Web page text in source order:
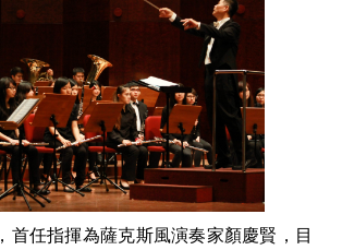
首任指揮為薩克斯風演奏家顏慶賢，目